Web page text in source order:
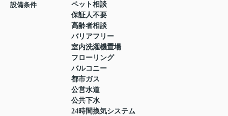
設備条件
ペット相談
保証人不要
高齢者相談
バリアフリー
室内洗濯機置場
フローリング
バルコニー
都市ガス
公営水道
公共下水
24時間換気システム